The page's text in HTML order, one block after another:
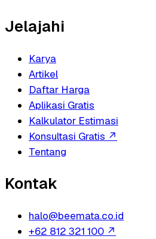
Jelajahi
Karya
Artikel
Daftar Harga
Aplikasi Gratis
Kalkulator Estimasi
Konsultasi Gratis ↗
Tentang
Kontak
halo@beemata.co.id
+62 812 321 100 ↗